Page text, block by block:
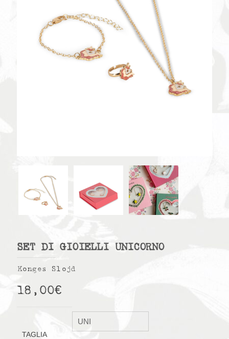
SET DI GIOIELLI UNICORNO
Konges Slojd
18,00€
TAGLIA